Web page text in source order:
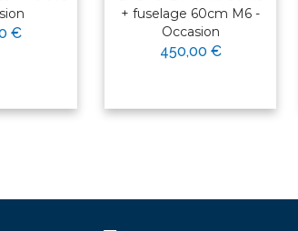
€
+ fuselage 60cm M6 -
Occasion
450,00 €